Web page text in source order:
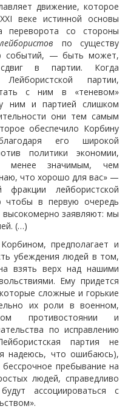
движение, которое
веке истинной основы
переворота со стороны
по существу
событий, — быть может,
в партии. Когда
партии,
с ним в «теневом»
ним и партией слишком
они тем самым
обеспечило Корбину
его широкой
политики экономии,
менее значимым, чем
что хорошо для вас» —
фракции лейбористской
чтобы в первую очередь
высокомерно заявляют: мы
(…)
предполагает и
убеждения людей в том,
взять верх над нашими
Ему придется
сложные и горькие
их роли в военном,
противостоянии и
по исправлению
партия не
надеюсь, что ошибаюсь),
пребывание на
людей, справедливо
ассоциироваться с